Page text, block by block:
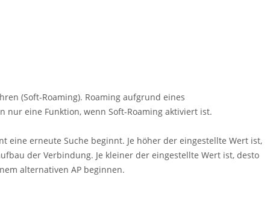
(Soft-Roaming). Roaming aufgrund eines
eine Funktion, wenn Soft-Roaming aktiviert ist.
eine erneute Suche beginnt. Je höher der eingestellte Wert ist,
der Verbindung. Je kleiner der eingestellte Wert ist, desto
alternativen AP beginnen.